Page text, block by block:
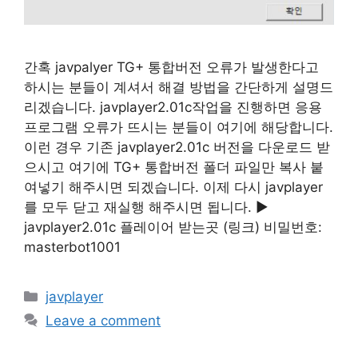
간혹 javpalyer TG+ 통합버전 오류가 발생한다고
하시는 분들이 계셔서 해결 방법을 간단하게 설명드
리겠습니다. javplayer2.01c작업을 진행하면 응용
프로그램 오류가 뜨시는 분들이 여기에 해당합니다.
이런 경우 기존 javplayer2.01c 버전을 다운로드 받
으시고 여기에 TG+ 통합버전 폴더 파일만 복사 붙
여넣기 해주시면 되겠습니다. 이제 다시 javplayer
를 모두 닫고 재실행 해주시면 됩니다. ▶
javplayer2.01c 플레이어 받는곳 (링크) 비밀번호:
masterbot1001
Categories
javplayer
Leave a comment